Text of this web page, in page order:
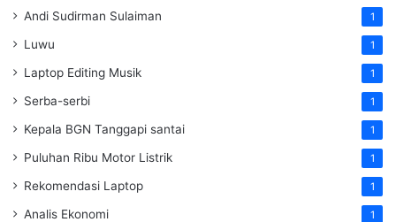
Andi Sudirman Sulaiman 1
Luwu 1
Laptop Editing Musik 1
Serba-serbi 1
Kepala BGN Tanggapi santai 1
Puluhan Ribu Motor Listrik 1
Rekomendasi Laptop 1
Analis Ekonomi 1